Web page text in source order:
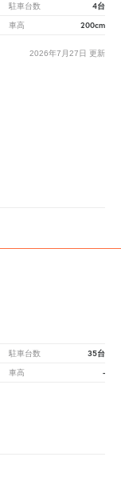
駐車台数 4台
車高 200cm
2026年7月27日 更新
駐車台数 35台
車高 -